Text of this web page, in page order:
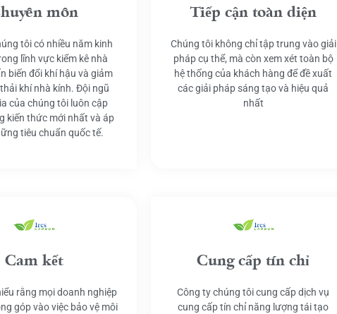
môn
tôi có nhiều năm kinh
lĩnh vực kiểm kê nhà
biến đổi khí hậu và giảm
khí nhà kính. Đội ngũ
của chúng tôi luôn cập
kiến thức mới nhất và áp
tiêu chuẩn quốc tế.
Tiếp cận toàn diện
Chúng tôi không chỉ tập trung vào giải
pháp cụ thể, mà còn xem xét toàn bộ
hệ thống của khách hàng để đề xuất
các giải pháp sáng tạo và hiệu quả
nhất
Cam kết
rằng mọi doanh nghiệp
góp vào việc bảo vệ môi
Cung cấp tín chỉ
Công ty chúng tôi cung cấp dịch vụ
cung cấp tín chỉ năng lượng tái tạo